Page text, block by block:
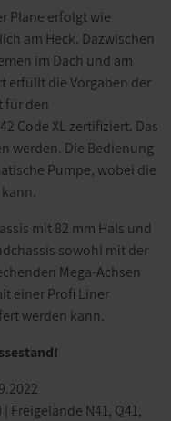
Plane erfolgt wie
am Heck. Dazwischen
im Dach und am
erfüllt die Vorgaben der
für den
Code XL zertifiziert. Das
werden. Die Bedienung
Pumpe, wobei die
mit 82 mm Hals und
sowohl mit der
Mega-Achsen
einer Profi Liner
werden kann.
Freigelände N41, Q41,